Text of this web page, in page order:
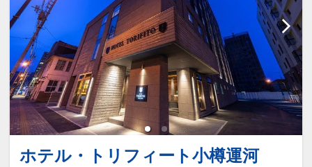
ホテル・トリフィート小樽運河